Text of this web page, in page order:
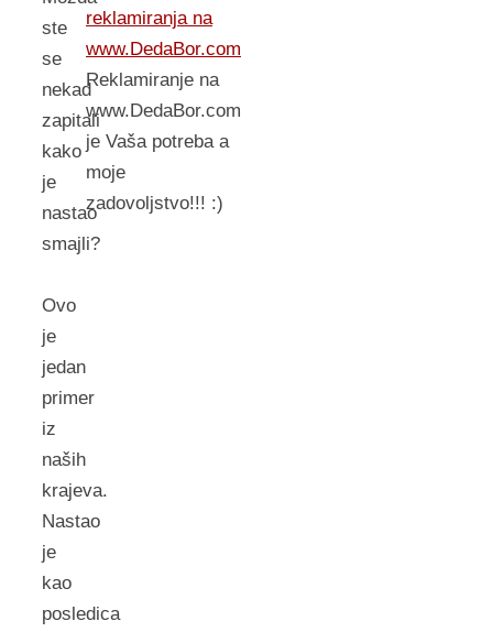
ste
se
nekad
zapitali
kako
je
nastao
smajli?
Ovo
je
jedan
primer
iz
naših
krajeva.
Nastao
je
kao
posledica
reklamiranja na
www.DedaBor.com
Reklamiranje na
www.DedaBor.com
je Vaša potreba a
moje
zadovoljstvo!!! :)